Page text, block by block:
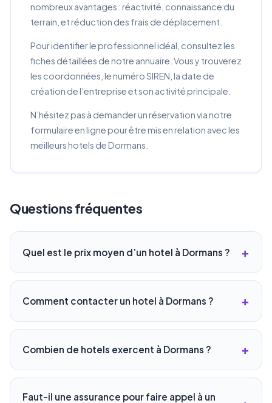
nombreux avantages : réactivité, connaissance du
terrain, et réduction des frais de déplacement.
Pour identifier le professionnel idéal, consultez les
fiches détaillées de notre annuaire. Vous y trouverez
les coordonnées, le numéro SIREN, la date de
création de l’entreprise et son activité principale.
N’hésitez pas à demander un réservation via notre
formulaire en ligne pour être mis en relation avec les
meilleurs hotels de Dormans.
Questions fréquentes
Quel est le prix moyen d’un hotel à Dormans ?
Comment contacter un hotel à Dormans ?
Combien de hotels exercent à Dormans ?
Faut-il une assurance pour faire appel à un